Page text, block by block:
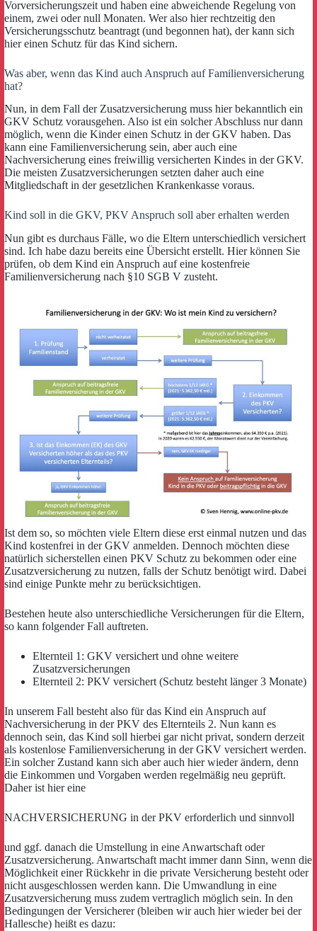
Vorversicherungszeit und haben eine abweichende Regelung von
einem, zwei oder null Monaten. Wer also hier rechtzeitig den
Versicherungsschutz beantragt (und begonnen hat), der kann sich
hier einen Schutz für das Kind sichern.
Was aber, wenn das Kind auch Anspruch auf Familienversicherung
hat?
Nun, in dem Fall der Zusatzversicherung muss hier bekanntlich ein
GKV Schutz vorausgehen. Also ist ein solcher Abschluss nur dann
möglich, wenn die Kinder einen Schutz in der GKV haben. Das
kann eine Familienversicherung sein, aber auch eine
Nachversicherung eines freiwillig versicherten Kindes in der GKV.
Die meisten Zusatzversicherungen setzten daher auch eine
Mitgliedschaft in der gesetzlichen Krankenkasse voraus.
Kind soll in die GKV, PKV Anspruch soll aber erhalten werden
Nun gibt es durchaus Fälle, wo die Eltern unterschiedlich versichert
sind. Ich habe dazu bereits eine Übersicht erstellt. Hier können Sie
prüfen, ob dem Kind ein Anspruch auf eine kostenfreie
Familienversicherung nach §10 SGB V zusteht.
Ist dem so, so möchten viele Eltern diese erst einmal nutzen und das
Kind kostenfrei in der GKV anmelden. Dennoch möchten diese
natürlich sicherstellen einen PKV Schutz zu bekommen oder eine
Zusatzversicherung zu nutzen, falls der Schutz benötigt wird. Dabei
sind einige Punkte mehr zu berücksichtigen.
Bestehen heute also unterschiedliche Versicherungen für die Eltern,
so kann folgender Fall auftreten.
Elternteil 1: GKV versichert und ohne weitere
Zusatzversicherungen
Elternteil 2: PKV versichert (Schutz besteht länger 3 Monate)
In unserem Fall besteht also für das Kind ein Anspruch auf
Nachversicherung in der PKV des Elternteils 2. Nun kann es
dennoch sein, das Kind soll hierbei gar nicht privat, sondern derzeit
als kostenlose Familienversicherung in der GKV versichert werden.
Ein solcher Zustand kann sich aber auch hier wieder ändern, denn
die Einkommen und Vorgaben werden regelmäßig neu geprüft.
Daher ist hier eine
NACHVERSICHERUNG in der PKV erforderlich und sinnvoll
und ggf. danach die Umstellung in eine Anwartschaft oder
Zusatzversicherung. Anwartschaft macht immer dann Sinn, wenn die
Möglichkeit einer Rückkehr in die private Versicherung besteht oder
nicht ausgeschlossen werden kann. Die Umwandlung in eine
Zusatzversicherung muss zudem vertraglich möglich sein. In den
Bedingungen der Versicherer (bleiben wir auch hier wieder bei der
Hallesche) heißt es dazu: